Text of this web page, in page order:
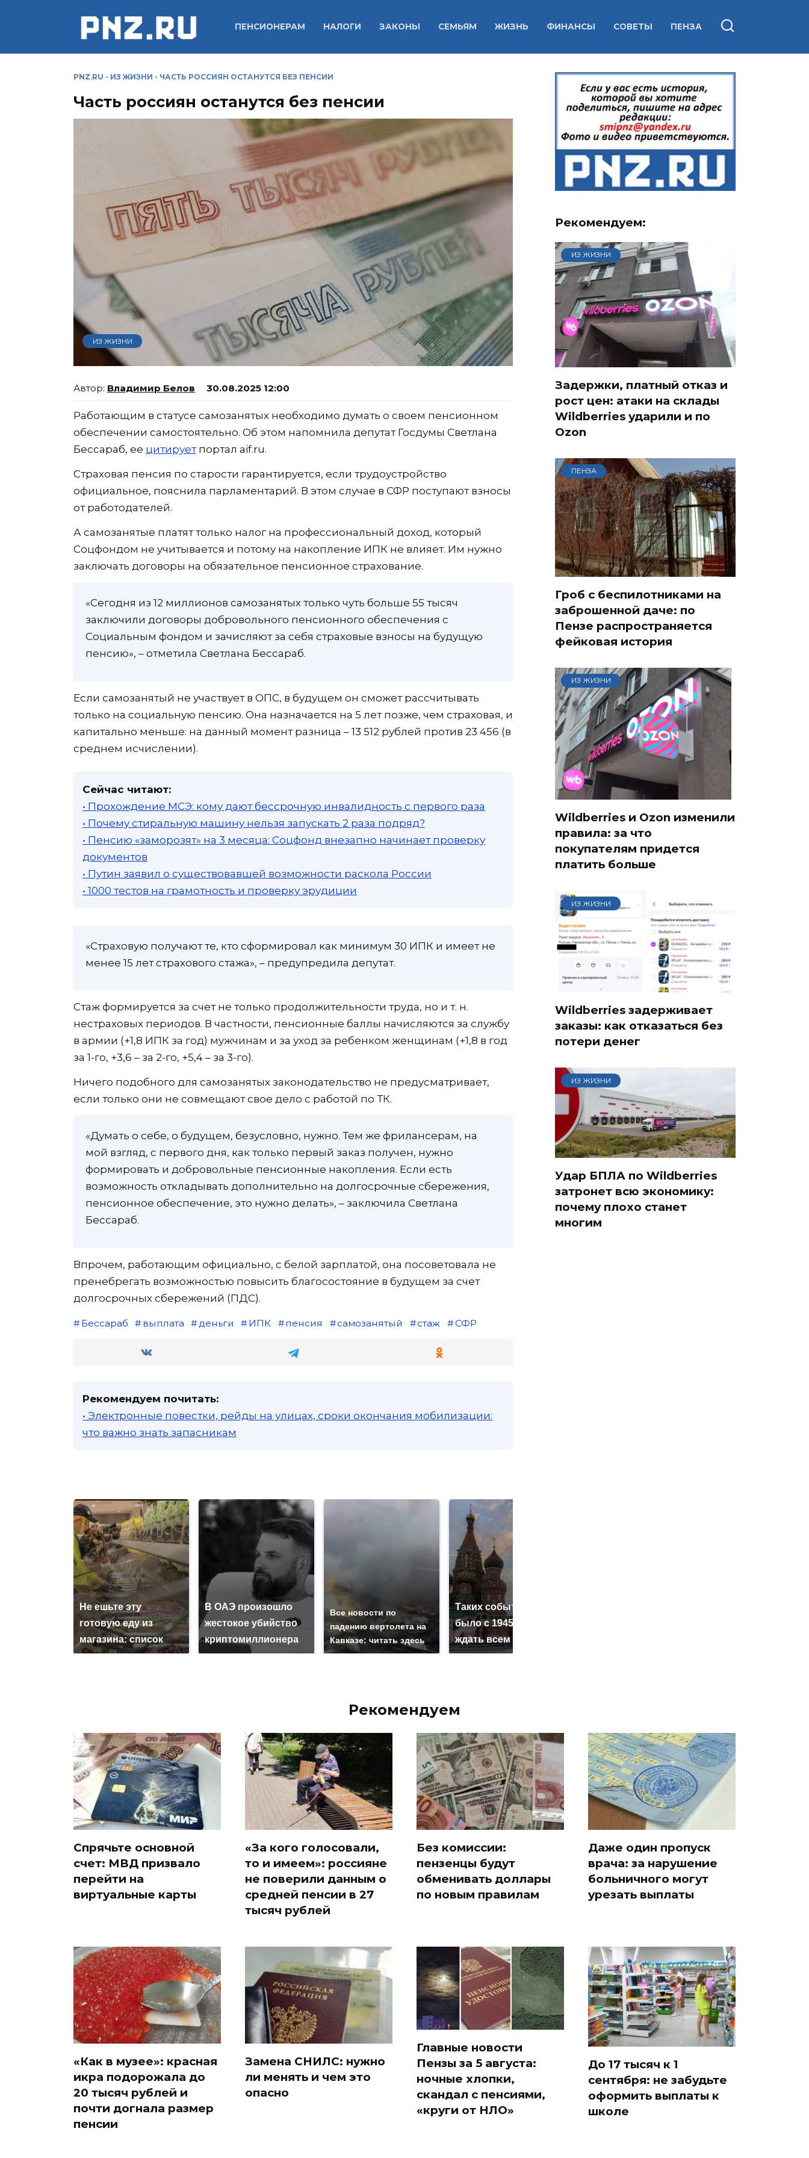
ПЕНСИОНЕРАМ НАЛОГИ ЗАКОНЫ СЕМЬЯМ ЖИЗНЬ ФИНАНСЫ СОВЕТЫ ПЕНЗА
PNZ.RU - ИЗ ЖИЗНИ - ЧАСТЬ РОССИЯН ОСТАНУТСЯ БЕЗ ПЕНСИИ
Часть россиян останутся без пенсии
ИЗ ЖИЗНИ
Владимир Белов 30.08.2025 12:00
Работающим в статусе самозанятых необходимо думать о своем пенсионном
обеспечении самостоятельно. Об этом напомнила депутат Госдумы Светлана
Бессараб, ее цитируетпортал aif.ru.
Страховая пенсия по старости гарантируется, если трудоустройство
официальное, пояснила парламентарий. В этом случае в СФР поступают взносы
от работодателей.
А самозанятые платят только налог на профессиональный доход, который
Соцфондом не учитывается и потому на накопление ИПК не влияет. Им нужно
заключать договоры на обязательное пенсионное страхование.
«Сегодня из 12 миллионов самозанятых только чуть больше 55 тысяч
заключили договоры добровольного пенсионного обеспечения с
Социальным фондом и зачисляют за себя страховые взносы на будущую
пенсию», – отметила Светлана Бессараб.
Если самозанятый не участвует в ОПС, в будущем он сможет рассчитывать
только на социальную пенсию. Она назначается на 5 лет позже, чем страховая, и
капитально меньше: на данный момент разница – 13 512 рублей против 23 456 (в
среднем исчислении).
Сейчас читают:
• Прохождение МСЭ: кому дают бессрочную инвалидность с первого раза
• Почему стиральную машину нельзя запускать 2 раза подряд?
• Пенсию «заморозят» на 3 месяца: Соцфонд внезапно начинает проверку
документов
• Путин заявил о существовавшей возможности раскола России
• 1000 тестов на грамотность и проверку эрудиции
«Страховую получают те, кто сформировал как минимум 30 ИПК и имеет не
менее 15 лет страхового стажа», – предупредила депутат.
Стаж формируется за счет не только продолжительности труда, но и т. н.
нестраховых периодов. В частности, пенсионные баллы начисляются за службу
в армии (+1,8 ИПК за год) мужчинам и за уход за ребенком женщинам (+1,8 в год
за 1-го, +3,6 – за 2-го, +5,4 – за 3-го).
Ничего подобного для самозанятых законодательство не предусматривает,
если только они не совмещают свое дело с работой по ТК.
«Думать о себе, о будущем, безусловно, нужно. Тем же фрилансерам, на
мой взгляд, с первого дня, как только первый заказ получен, нужно
формировать и добровольные пенсионные накопления. Если есть
возможность откладывать дополнительно на долгосрочные сбережения,
пенсионное обеспечение, это нужно делать», – заключила Светлана
Бессараб.
Впрочем, работающим официально, с белой зарплатой, она посоветовала не
пренебрегать возможностью повысить благосостояние в будущем за счет
долгосрочных сбережений (ПДС).
Бессараб выплата деньги ИПК пенсия самозанятый стаж СФР
Рекомендуем почитать:
• Электронные повестки, рейды на улицах, сроки окончания мобилизации:
что важно знать запасникам
Не ешьте эту
готовую еду из
магазина: список
В ОАЭ произошло
жестокое убийство
криптомиллионера
Все новости по
падению вертолета на
Кавказе: читать здесь
Таких событий не
было с 1945: чего
ждать всем нам?
Рекомендуем:
ИЗ ЖИЗНИ
Задержки, платный отказ и
рост цен: атаки на склады
Wildberries ударили и по
Ozon
ПЕНЗА
Гроб с беспилотниками на
заброшенной даче: по
Пензе распространяется
фейковая история
ИЗ ЖИЗНИ
Wildberries и Ozon изменили
правила: за что
покупателям придется
платить больше
ИЗ ЖИЗНИ
Wildberries задерживает
заказы: как отказаться без
потери денег
ИЗ ЖИЗНИ
Удар БПЛА по Wildberries
затронет всю экономику:
почему плохо станет
многим
Рекомендуем
Спрячьте основной
счет: МВД призвало
перейти на
виртуальные карты
«За кого голосовали,
то и имеем»: россияне
не поверили данным о
средней пенсии в 27
тысяч рублей
Без комиссии:
пензенцы будут
обменивать доллары
по новым правилам
Даже один пропуск
врача: за нарушение
больничного могут
урезать выплаты
«Как в музее»: красная
икра подорожала до
20 тысяч рублей и
почти догнала размер
пенсии
Замена СНИЛС: нужно
ли менять и чем это
опасно
Главные новости
Пензы за 5 августа:
ночные хлопки,
скандал с пенсиями,
«круги от НЛО»
До 17 тысяч к 1
сентября: не забудьте
оформить выплаты к
школе